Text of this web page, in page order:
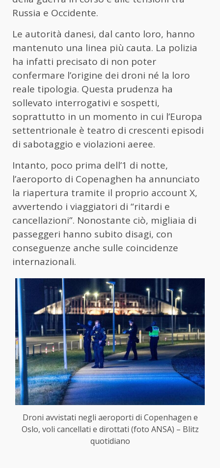
Russia e Occidente.
Le autorità danesi, dal canto loro, hanno
mantenuto una linea più cauta. La polizia
ha infatti precisato di non poter
confermare l’origine dei droni né la loro
reale tipologia. Questa prudenza ha
sollevato interrogativi e sospetti,
soprattutto in un momento in cui l’Europa
settentrionale è teatro di crescenti episodi
di sabotaggio e violazioni aeree.
Intanto, poco prima dell’1 di notte,
l’aeroporto di Copenaghen ha annunciato
la riapertura tramite il proprio account X,
avvertendo i viaggiatori di “ritardi e
cancellazioni”. Nonostante ciò, migliaia di
passeggeri hanno subito disagi, con
conseguenze anche sulle coincidenze
internazionali.
Droni avvistati negli aeroporti di Copenhagen e
Oslo, voli cancellati e dirottati (foto ANSA) – Blitz
quotidiano